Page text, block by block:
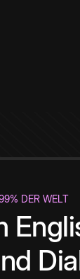
DER WELT